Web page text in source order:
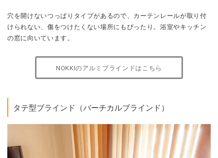
穴を開けないつっぱりタイプがあるので、カーテンレールが取り付
けられない、傷をつけたくない場所にもぴったり。浴室やキッチン
の窓に向いています。
NOKKIのアルミブラインドはこちら
タテ型ブラインド（バーチカルブラインド）